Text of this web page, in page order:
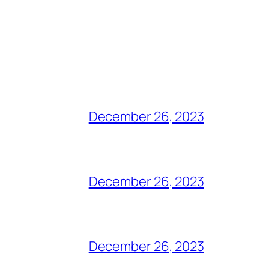
December 26, 2023
December 26, 2023
December 26, 2023